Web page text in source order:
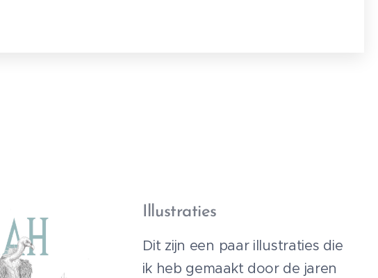
Illustraties
Dit zijn een paar illustraties die
ik heb gemaakt door de jaren